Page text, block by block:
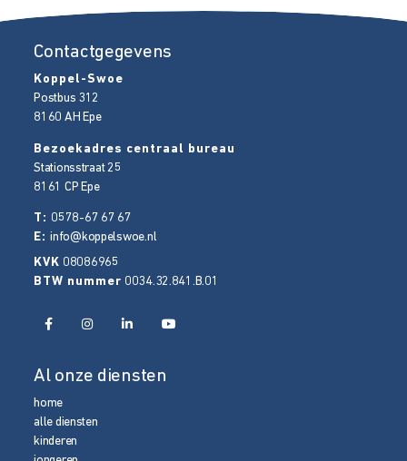
Contactgegevens
Koppel-Swoe
Postbus 312
8160 AH Epe
Bezoekadres centraal bureau
Stationsstraat 25
8161 CP Epe
T: 0578-67 67 67
E:info@koppelswoe.nl
KVK 08086965
BTW nummer 0034.32.841.B.01
Al onze diensten
home
alle diensten
kinderen